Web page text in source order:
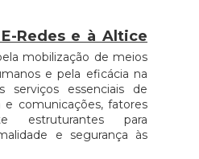
Redes e à Altice
mobilização de meios
e pela eficácia na
serviços essenciais de
e comunicações, fatores
estruturantes para
e segurança às